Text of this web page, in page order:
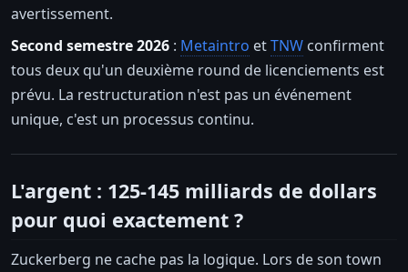
avertissement.
Second semestre 2026 : Metaintro etTNW confirment
tous deux qu'un deuxième round de licenciements est
prévu. La restructuration n'est pas un événement
unique, c'est un processus continu.
L'argent : 125-145 milliards de dollars
pour quoi exactement ?
Zuckerberg ne cache pas la logique. Lors de son town